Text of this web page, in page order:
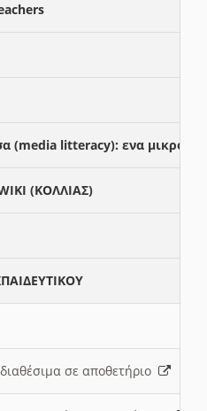
(media litteracy): ενα μικρο
(ΚΟΛΛΙΑΣ)
σε αποθετήριο